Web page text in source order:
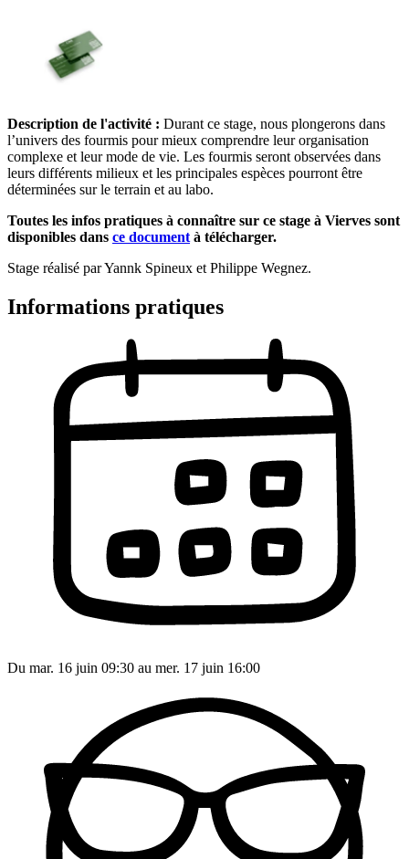
Description de l'activité : Durant ce stage, nous plongerons dans
l’univers des fourmis pour mieux comprendre leur organisation
complexe et leur mode de vie. Les fourmis seront observées dans
leurs différents milieux et les principales espèces pourront être
déterminées sur le terrain et au labo.
Toutes les infos pratiques à connaître sur ce stage à Vierves sont
disponibles dans ce document à télécharger.
Stage réalisé par Yannk Spineux et Philippe Wegnez.
Informations pratiques
Du mar. 16 juin 09:30 au mer. 17 juin 16:00